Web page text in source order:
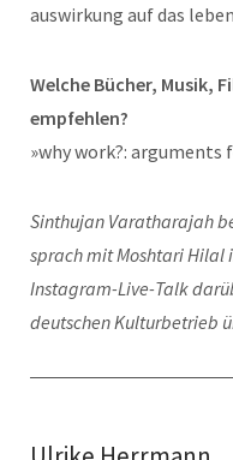
auswirkung auf das
Welche Bücher, Musik,
empfehlen?
»why work?: arguments
Sinthujan Varatharajah
sprach mit Moshtari
Instagram-Live-Talk
deutschen Kulturbetrieb